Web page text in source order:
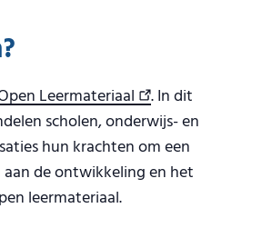
Leermateriaal
. In dit
scholen, onderwijs- en
hun krachten om een
de ontwikkeling en het
leermateriaal.